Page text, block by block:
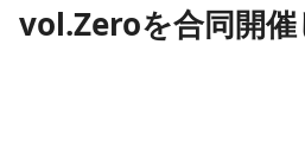
vol.Zeroを合同開催